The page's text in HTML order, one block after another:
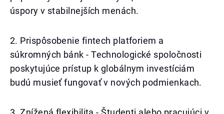
úspory v stabilnejších menách.
2. Prispôsobenie fintech platforiem a
súkromných bánk - Technologické spoločnosti
poskytujúce prístup k globálnym investíciám
budú musieť fungovať v nových podmienkach.